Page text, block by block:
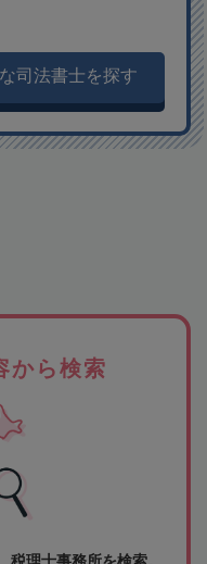
司法書士を探す
から検索
理士事務所を検索。